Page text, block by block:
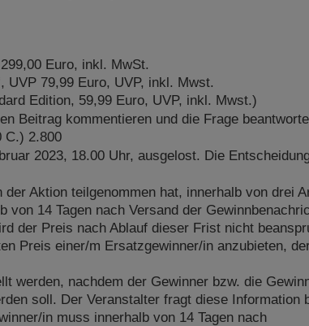
Euro, inkl. MwSt.
UVP 79,99 Euro, UVP, inkl. Mwst.
Edition, 59,99 Euro, UVP, inkl. Mwst.)
Beitrag kommentieren und die Frage
C.) 2.800
2023, 18.00 Uhr, ausgelost. Die
Aktion teilgenommen hat, innerhalb von drei
14 Tagen nach Versand der
der Preis nach Ablauf dieser Frist nicht
Preis einer/m Ersatzgewinner/in anzubieten,
werden, nachdem der Gewinner bzw. die
soll. Der Veranstalter fragt diese Information
in muss innerhalb von 14 Tagen nach